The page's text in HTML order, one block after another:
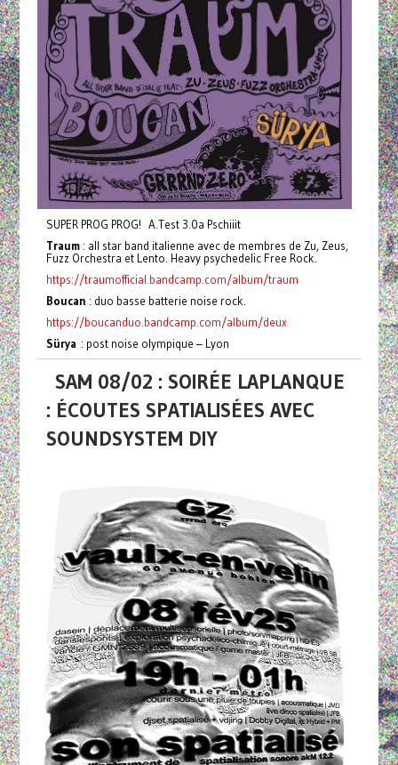
SUPER PROG PROG! A.Test 3.0a Pschiiit
Traum: all star band italienne avec de membres de Zu, Zeus,
Fuzz Orchestra et Lento. Heavy psychedelic Free Rock.
https://traumofficial.bandcamp.com/album/traum
Boucan : duo basse batterie noise rock.
https://boucanduo.bandcamp.com/album/deux
Sürya : post noise olympique – Lyon
SAM 08/02 : SOIRÉE LAPLANQUE
: ÉCOUTES SPATIALISÉES AVEC
SOUNDSYSTEM DIY